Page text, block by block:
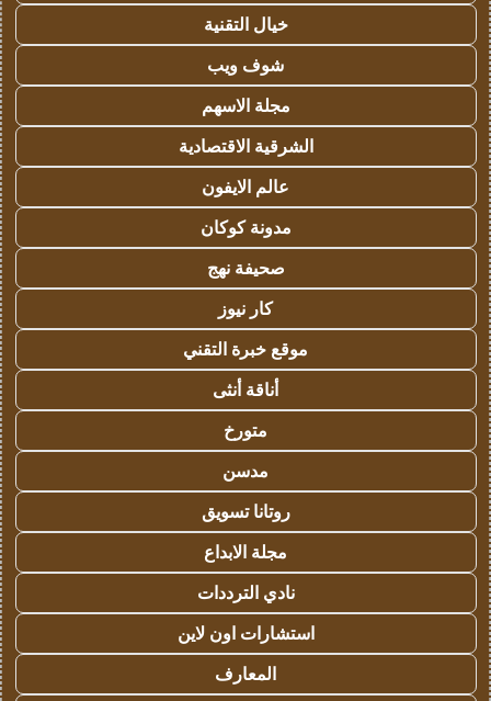
خيال التقنية
شوف ويب
مجلة الاسهم
الشرقية الاقتصادية
عالم الايفون
مدونة كوكان
صحيفة نهج
كار نيوز
موقع خبرة التقني
أناقة أنثى
متورخ
مدسن
روتانا تسويق
مجلة الابداع
نادي الترددات
استشارات اون لاين
المعارف